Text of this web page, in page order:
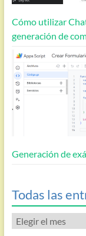
Cómo utilizar
generación de
Generación de
Todas las
Todas
las